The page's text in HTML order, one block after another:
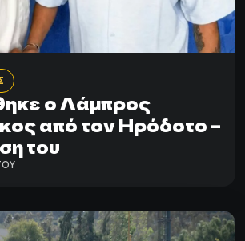
ο Λάμπρος
από τον Ηρόδοτο –
του